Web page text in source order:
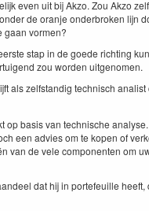
even uit bij Akzo. Zou Akzo
de oran­je onder­bro­ken lijn
gaan vormen?
stap in de goede richt­ing
zou wor­den uitgenomen.
als zelf­s­tandig tech­nisch
op basis van tech­nis­che
een advies om te kopen of
van de vele com­po­nen­ten om
dat hij in porte­feuille heeft,